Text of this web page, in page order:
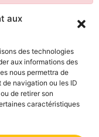
aux
des technologies
aux informations des
nous permettra de
navigation ou les ID
de retirer son
caractéristiques
Valdrôme | 04 75
légales Plan du site